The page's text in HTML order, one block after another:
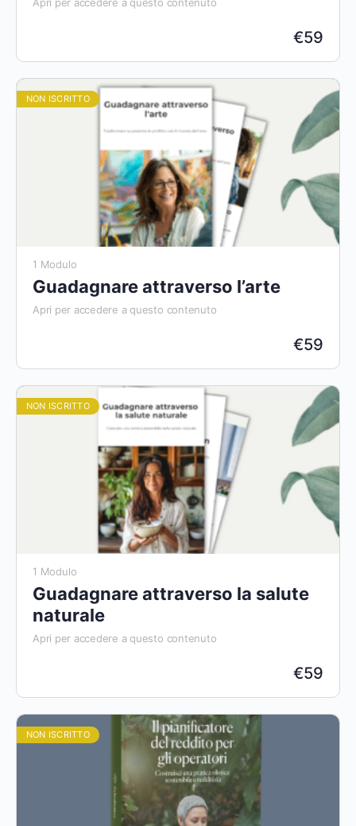
€59
NON ISCRITTO
1 Modulo
Guadagnare attraverso l’arte
Apri per accedere a questo contenuto
€59
NON ISCRITTO
1 Modulo
Guadagnare attraverso la salute
naturale
Apri per accedere a questo contenuto
€59
NON ISCRITTO